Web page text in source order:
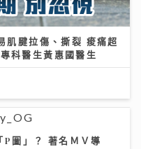
肌腱拉傷、撕裂 痠痛超
科醫生黃惠國醫生
圖」？ 著名ＭＶ導